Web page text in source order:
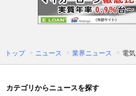
トップ ニュース 業界ニュース 電
カテゴリからニュースを探す